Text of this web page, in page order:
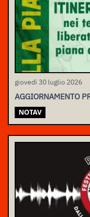
giovedì 30 luglio 2026
AGGIORNAMENTO
NOTAV